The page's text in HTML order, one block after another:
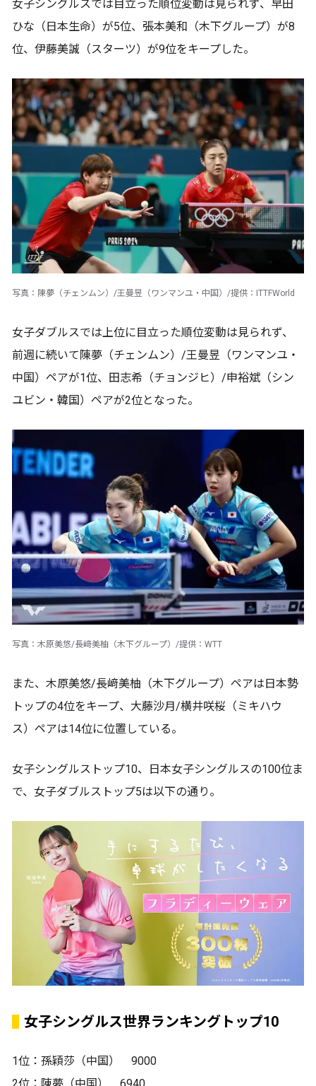
女子シングルスでは目立った順位変動は見られず、早田
ひな（日本生命）が5位、張本美和（木下グループ）が8
位、伊藤美誠（スターツ）が9位をキープした。
写真：陳夢（チェンムン）/王曼昱（ワンマンユ・中国）/提供：ITTFWorld
女子ダブルスでは上位に目立った順位変動は見られず、
前週に続いて陳夢（チェンムン）/王曼昱（ワンマンユ・
中国）ペアが1位、田志希（チョンジヒ）/申裕斌（シン
ユビン・韓国）ペアが2位となった。
写真：木原美悠/長﨑美柚（木下グループ）/提供：WTT
また、木原美悠/長﨑美柚（木下グループ）ペアは日本勢
トップの4位をキープ、大藤沙月/横井咲桜（ミキハウ
ス）ペアは14位に位置している。
女子シングルストップ10、日本女子シングルスの100位ま
で、女子ダブルストップ5は以下の通り。
女子シングルス世界ランキングトップ10
1位：孫穎莎（中国） 9000